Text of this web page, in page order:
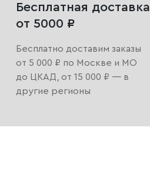
Бесплатная доставка
от 5000 ₽
Бесплатно доставим заказы
от 5 000 ₽ по Москве и МО
до ЦКАД, от 15 000 ₽ — в
другие регионы